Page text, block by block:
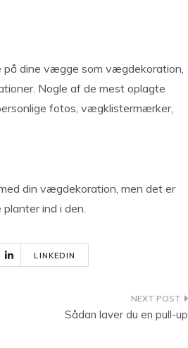
på dine vægge som vægdekoration,
Nogle af de mest oplagte
fotos, vægklistermærker,
din vægdekoration, men det er
ind i den.
LINKEDIN
Sådan laver du en pull-up